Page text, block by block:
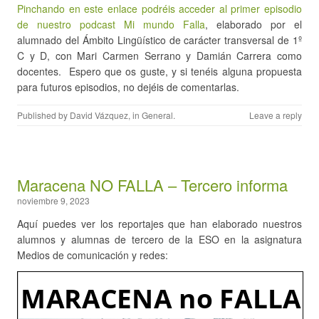
Pinchando en este enlace podréis acceder al primer episodio
de nuestro podcast Mi mundo Falla, elaborado por el
alumnado del Ámbito Lingüístico de carácter transversal de 1º
C y D, con Mari Carmen Serrano y Damián Carrera como
docentes. Espero que os guste, y si tenéis alguna propuesta
para futuros episodios, no dejéis de comentarlas.
Published by David Vázquez, in General. Leave a reply
Maracena NO FALLA – Tercero informa
noviembre 9, 2023
Aquí puedes ver los reportajes que han elaborado nuestros
alumnos y alumnas de tercero de la ESO en la asignatura
Medios de comunicación y redes: